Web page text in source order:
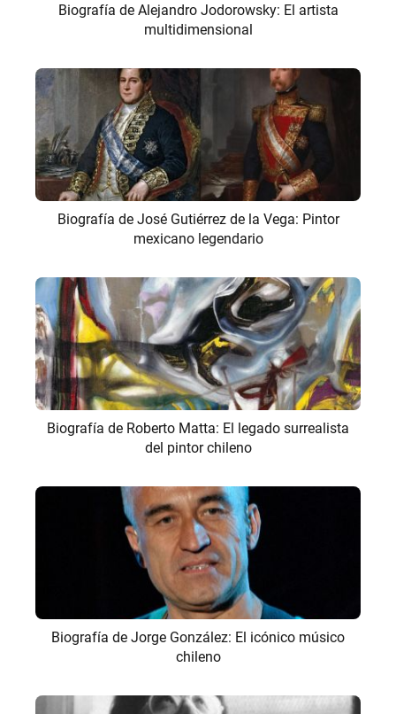
Biografía de Alejandro Jodorowsky: El artista
multidimensional
Biografía de José Gutiérrez de la Vega: Pintor
mexicano legendario
Biografía de Roberto Matta: El legado surrealista
del pintor chileno
Biografía de Jorge González: El icónico músico
chileno